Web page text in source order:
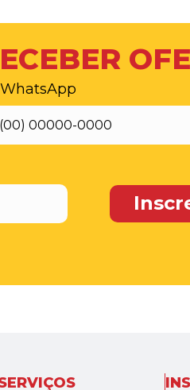
WhatsApp